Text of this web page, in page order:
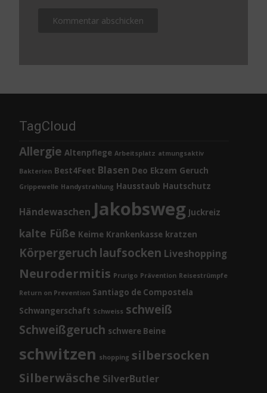
TagCloud
Allergie Altenpflege Arbeitsplatz atmungsaktiv
Bakterien Best4Feet Blasen Deo Ekzem Geruch
Grippewelle Handystrahlung Hausstaub Hautschutz
Händewaschen Jakobsweg Juckreiz
kalte Füße Keime Krankenkasse kratzen
Körpergeruch laufsocken Liveshopping
Neurodermitis Prurigo Prävention Reisestrümpfe
Return on Prevention Santiago de Compostela
Schwangerschaft Schweiss schweiß
Schweißgeruch schwere Beine
schwitzen shopping silbersocken
Silberwäsche SilverButler